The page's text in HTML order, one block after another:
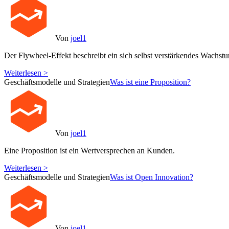
Von joel1
Der Flywheel-Effekt beschreibt ein sich selbst verstärkendes
Weiterlesen >
Geschäftsmodelle und StrategienWas ist eine Proposition?
Von joel1
Eine Proposition ist ein Wertversprechen an Kunden.
Weiterlesen >
Geschäftsmodelle und StrategienWas ist Open Innovation?